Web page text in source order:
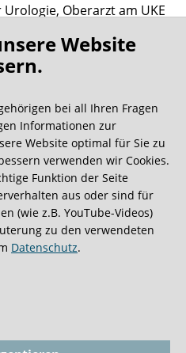
Oberarzt am UKE
Deutschen
an der John Hopkins
Eppendorf (UKE) mit
einschließlich der
des Prostatakarzinoms
Website
bei all Ihren Fragen
Informationen zur
Website optimal für Sie zu
verwenden wir Cookies.
Funktion der Seite
aus oder sind für
(wie z.B. YouTube-Videos)
zu den verwendeten
Datenschutz.